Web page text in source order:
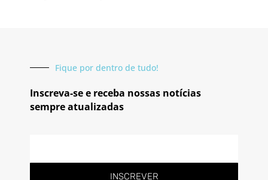
Fique por dentro de tudo!
Inscreva-se e receba nossas notícias
sempre atualizadas
INSCREVER